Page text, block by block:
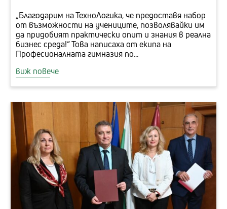
„Благодарим на ТехноЛогика, че предоставя набор
от възможности на учениците, позволявайки им
да придобият практически опит и знания в реална
бизнес среда!“ Това написаха от екипа на
Професионалната гимназия по...
виж повече